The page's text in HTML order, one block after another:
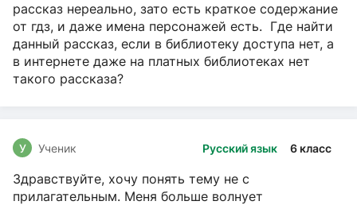
рассказ нереально, зато есть краткое содержание
от гдз, и даже имена персонажей есть. Где найти
данный рассказ, если в библиотеку доступа нет, а
в интернете даже на платных библиотеках нет
такого рассказа?
Русский язык 6 класс
У Ученик
Здравствуйте, хочу понять тему не с
прилагательным. Меня больше волнует